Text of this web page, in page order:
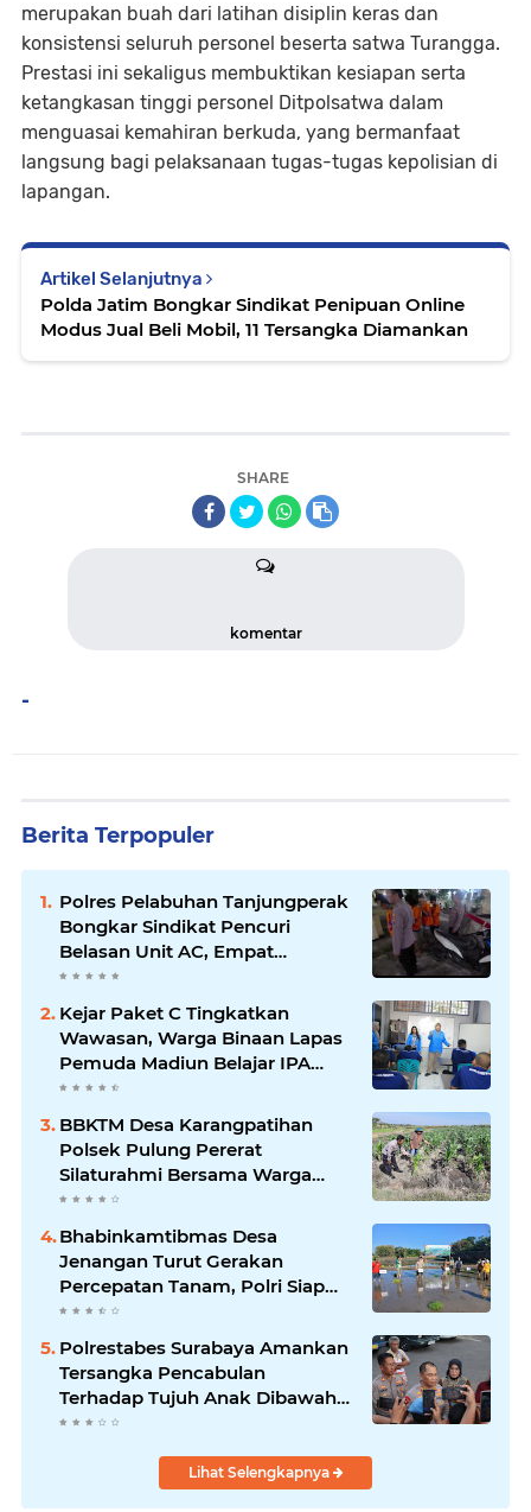
merupakan buah dari latihan disiplin keras dan
konsistensi seluruh personel beserta satwa Turangga.
Prestasi ini sekaligus membuktikan kesiapan serta
ketangkasan tinggi personel Ditpolsatwa dalam
menguasai kemahiran berkuda, yang bermanfaat
langsung bagi pelaksanaan tugas-tugas kepolisian di
lapangan.
Artikel Selanjutnya
Polda Jatim Bongkar Sindikat Penipuan Online
Modus Jual Beli Mobil, 11 Tersangka Diamankan
SHARE
komentar
-
Berita Terpopuler
Polres Pelabuhan Tanjungperak
Bongkar Sindikat Pencuri
Belasan Unit AC, Empat
Tersangka Diamankan
Kejar Paket C Tingkatkan
Wawasan, Warga Binaan Lapas
Pemuda Madiun Belajar IPA
Bersama Mahasiswa UNIPMA
BBKTM Desa Karangpatihan
Polsek Pulung Pererat
Silaturahmi Bersama Warga
Wujudkan Kamtibmas yang
Aman
Bhabinkamtibmas Desa
Jenangan Turut Gerakan
Percepatan Tanam, Polri Siap
Kawal Swasembada Pangan
Kabupaten Ponorogo
Polrestabes Surabaya Amankan
Tersangka Pencabulan
Terhadap Tujuh Anak Dibawah
Umur
Lihat Selengkapnya